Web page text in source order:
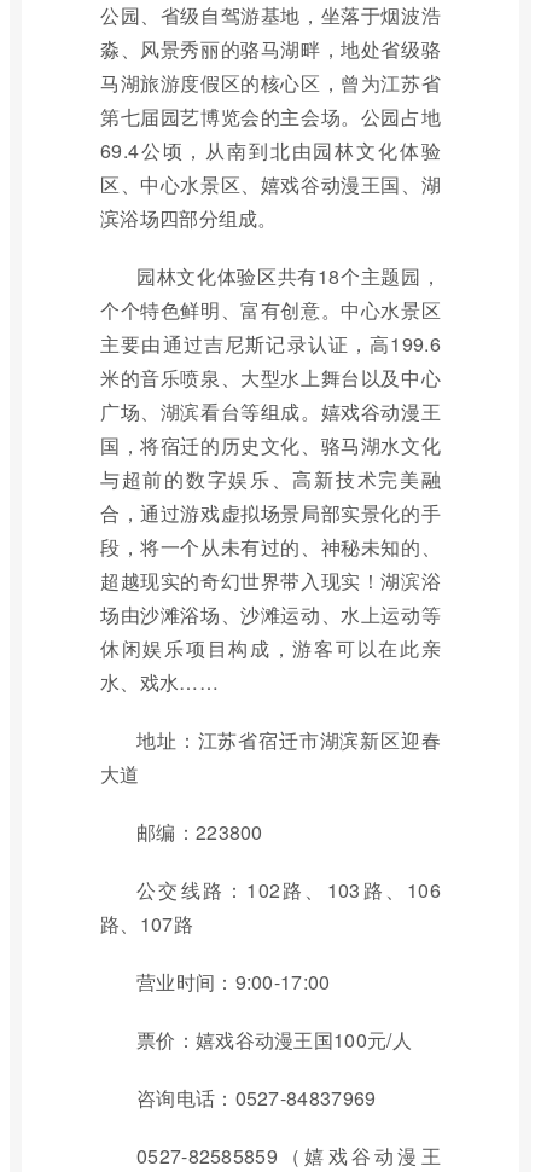
公园、省级自驾游基地，坐落于烟波浩
淼、风景秀丽的骆马湖畔，地处省级骆
马湖旅游度假区的核心区，曾为江苏省
第七届园艺博览会的主会场。公园占地
69.4公顷，从南到北由园林文化体验
区、中心水景区、嬉戏谷动漫王国、湖
滨浴场四部分组成。
园林文化体验区共有18个主题园，
个个特色鲜明、富有创意。中心水景区
主要由通过吉尼斯记录认证，高199.6
米的音乐喷泉、大型水上舞台以及中心
广场、湖滨看台等组成。嬉戏谷动漫王
国，将宿迁的历史文化、骆马湖水文化
与超前的数字娱乐、高新技术完美融
合，通过游戏虚拟场景局部实景化的手
段，将一个从未有过的、神秘未知的、
超越现实的奇幻世界带入现实！湖滨浴
场由沙滩浴场、沙滩运动、水上运动等
休闲娱乐项目构成，游客可以在此亲
水、戏水……
地址：江苏省宿迁市湖滨新区迎春
大道
邮编：223800
公交线路：102路、103路、106
路、107路
营业时间：9:00-17:00
票价：嬉戏谷动漫王国100元/人
咨询电话：0527-84837969
0527-82585859（嬉戏谷动漫王